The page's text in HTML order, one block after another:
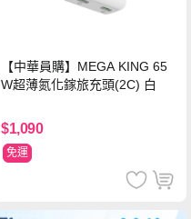
【中華員購】MEGA KING 65
W超薄氮化鎵旅充頭(2C) 白
$1,090
免運